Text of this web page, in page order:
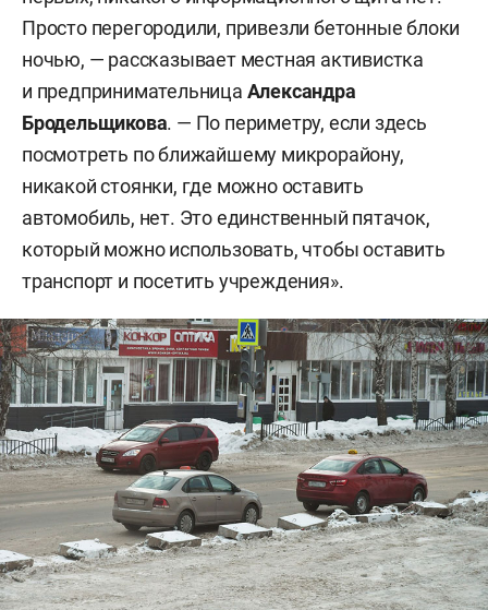
Просто перегородили, привезли бетонные блоки
ночью, — рассказывает местная активистка
и предпринимательница Александра
Бродельщикова. — По периметру, если здесь
посмотреть по ближайшему микрорайону,
никакой стоянки, где можно оставить
автомобиль, нет. Это единственный пятачок,
который можно использовать, чтобы оставить
транспорт и посетить учреждения».